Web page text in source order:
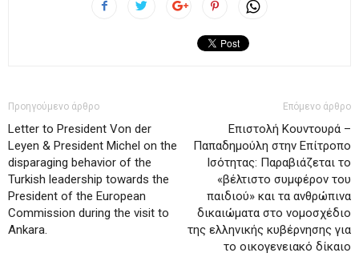
Προηγούμενο άρθρο
Letter to President Von der
Leyen & President Michel on the
disparaging behavior of the
Turkish leadership towards the
President of the European
Commission during the visit to
Ankara.
Επόμενο άρθρο
Επιστολή Κουντουρά –
Παπαδημούλη στην Επίτροπο
Ισότητας: Παραβιάζεται το
«βέλτιστο συμφέρον του
παιδιού» και τα ανθρώπινα
δικαιώματα στο νομοσχέδιο
της ελληνικής κυβέρνησης για
το οικογενειακό δίκαιο